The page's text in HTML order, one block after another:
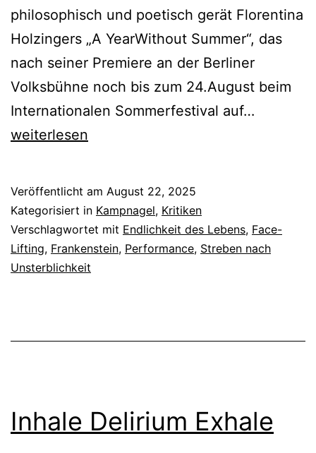
philosophisch und poetisch gerät Florentina
Holzingers „A YearWithout Summer“, das
nach seiner Premiere an der Berliner
Volksbühne noch bis zum 24.August beim
Internationalen Sommerfestival auf…
weiterlesen
Veröffentlicht am August 22, 2025
Kategorisiert in Kampnagel, Kritiken
Verschlagwortet mit Endlichkeit des Lebens, Face-
Lifting, Frankenstein, Performance, Streben nach
Unsterblichkeit
Inhale Delirium Exhale